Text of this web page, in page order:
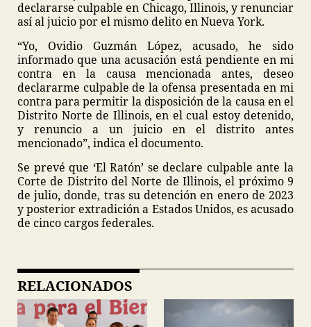
declararse culpable en Chicago, Illinois, y renunciar
así al juicio por el mismo delito en Nueva York.
“Yo, Ovidio Guzmán López, acusado, he sido
informado que una acusación está pendiente en mi
contra en la causa mencionada antes, deseo
declararme culpable de la ofensa presentada en mi
contra para permitir la disposición de la causa en el
Distrito Norte de Illinois, en el cual estoy detenido,
y renuncio a un juicio en el distrito antes
mencionado”, indica el documento.
Se prevé que ‘El Ratón’ se declare culpable ante la
Corte de Distrito del Norte de Illinois, el próximo 9
de julio, donde, tras su detención en enero de 2023
y posterior extradición a Estados Unidos, es acusado
de cinco cargos federales.
RELACIONADOS